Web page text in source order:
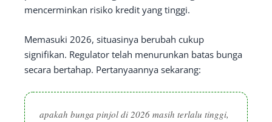
mencerminkan risiko kredit yang tinggi.
Memasuki 2026, situasinya berubah cukup
signifikan. Regulator telah menurunkan batas bunga
secara bertahap. Pertanyaannya sekarang:
apakah bunga pinjol di 2026 masih terlalu tinggi,